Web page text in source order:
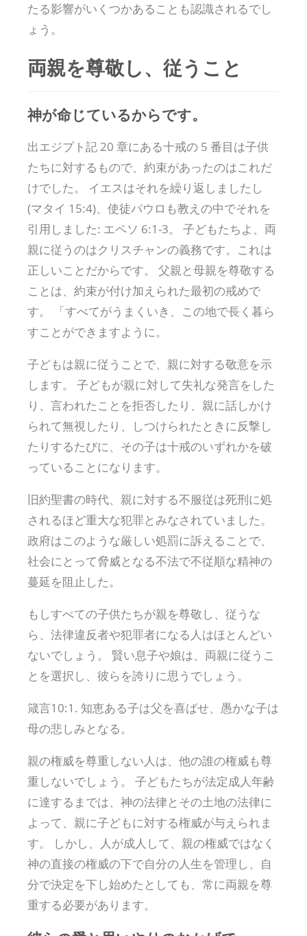
たる影響がいくつかあることも認識されるでし
ょう。
両親を尊敬し、従うこと
神が命じているからです。
出エジプト記 20 章にある十戒の 5 番目は子供
たちに対するもので、約束があったのはこれだ
けでした。 イエスはそれを繰り返しましたし
(マタイ 15:4)、使徒パウロも教えの中でそれを
引用しました: エペソ 6:1-3。 子どもたちよ、両
親に従うのはクリスチャンの義務です。これは
正しいことだからです。 父親と母親を尊敬する
ことは、約束が付け加えられた最初の戒めで
す。 「すべてがうまくいき、この地で長く暮ら
すことができますように。
子どもは親に従うことで、親に対する敬意を示
します。 子どもが親に対して失礼な発言をした
り、言われたことを拒否したり、親に話しかけ
られて無視したり、しつけられたときに反撃し
たりするたびに、その子は十戒のいずれかを破
っていることになります。
旧約聖書の時代、親に対する不服従は死刑に処
されるほど重大な犯罪とみなされていました。
政府はこのような厳しい処罰に訴えることで、
社会にとって脅威となる不法で不従順な精神の
蔓延を阻止した。
もしすべての子供たちが親を尊敬し、従うな
ら、法律違反者や犯罪者になる人はほとんどい
ないでしょう。 賢い息子や娘は、両親に従うこ
とを選択し、彼らを誇りに思うでしょう。
箴言10:1. 知恵ある子は父を喜ばせ、愚かな子は
母の悲しみとなる。
親の権威を尊重しない人は、他の誰の権威も尊
重しないでしょう。 子どもたちが法定成人年齢
に達するまでは、神の法律とその土地の法律に
よって、親に子どもに対する権威が与えられま
す。 しかし、人が成人して、親の権威ではなく
神の直接の権威の下で自分の人生を管理し、自
分で決定を下し始めたとしても、常に両親を尊
重する必要があります。